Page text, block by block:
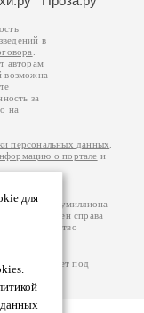
для
в
авторам
возможна
за
на
персональных данных
о портале и
100 тысяч
более полумиллиона
расположен справа
количество
работает под